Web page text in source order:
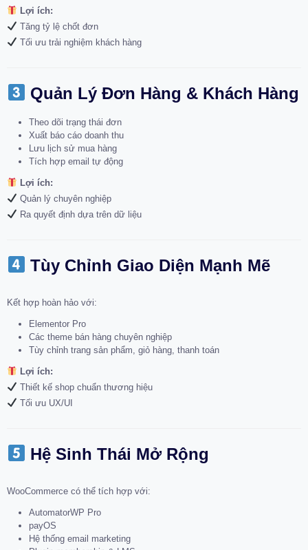
Lợi ích:
Tăng tỷ lệ chốt đơn
Tối ưu trải nghiệm khách hàng
Quản Lý Đơn Hàng & Khách Hàng
Theo dõi trạng thái đơn
Xuất báo cáo doanh thu
Lưu lịch sử mua hàng
Tích hợp email tự động
Lợi ích:
Quản lý chuyên nghiệp
Ra quyết định dựa trên dữ liệu
Tùy Chỉnh Giao Diện Mạnh Mẽ
Kết hợp hoàn hảo với:
Elementor Pro
Các theme bán hàng chuyên nghiệp
Tùy chỉnh trang sản phẩm, giỏ hàng, thanh toán
Lợi ích:
Thiết kế shop chuẩn thương hiệu
Tối ưu UX/UI
Hệ Sinh Thái Mở Rộng
WooCommerce có thể tích hợp với:
AutomatorWP Pro
payOS
Hệ thống email marketing